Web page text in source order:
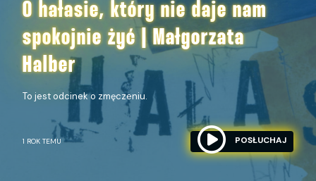
O hałasie, który nie daje nam
spokojnie żyć | Małgorzata
Halber
To jest odcinek o zmęczeniu.
1 ROK TEMU POSŁUCHAJ